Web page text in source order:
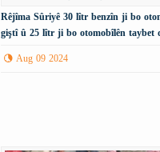
Rêjîma Sûriyê 30 lîtr benzîn ji bo
giştî û 25 lîtr ji bo otomobîlên taybet
Aug 09 2024